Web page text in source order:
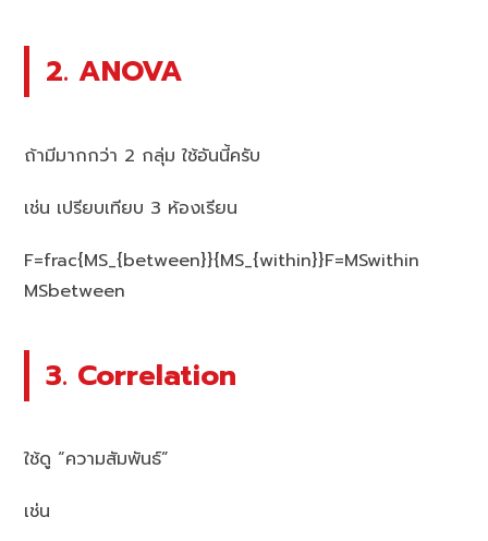
2. ANOVA
ถ้ามีมากกว่า 2 กลุ่ม ใช้อันนี้ครับ
เช่น เปรียบเทียบ 3 ห้องเรียน
F=frac{MS_{between}}{MS_{within}}F=MSwithin​
MSbetween​​
3. Correlation
ใช้ดู “ความสัมพันธ์”
เช่น